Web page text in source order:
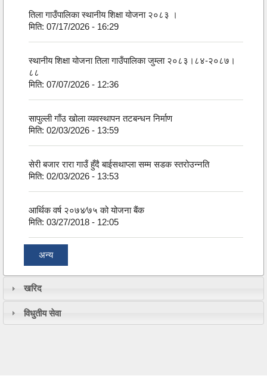
तिला गाउँपालिका स्थानीय शिक्षा योजना २०८३ ।
मिति: 07/17/2026 - 16:29
स्थानीय शिक्षा योजना तिला गाउँपालिका जुम्ला २०८३।८४-२०८७।
८८
मिति: 07/07/2026 - 12:36
सापुल्ली गाँउ खोला व्यवस्थापन तटबन्धन निर्माण
मिति: 02/03/2026 - 13:59
सेरी बजार रारा गाउँ हुँदै बाईसथाप्ला सम्म सडक स्तरोउन्नति
मिति: 02/03/2026 - 13:53
आर्थिक वर्ष २०७४⁄७५ को योजना बैंक
मिति: 03/27/2018 - 12:05
अन्य
खरिद
विधुतीय सेवा